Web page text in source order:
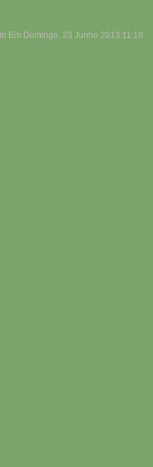
Em Domingo, 23 Junho 2013 11:18